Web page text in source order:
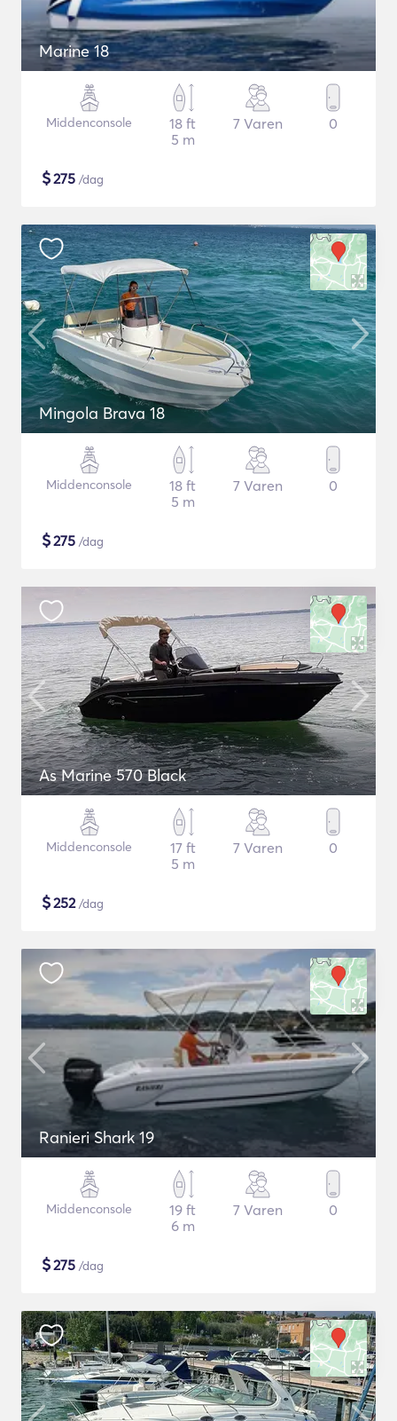
Marine 18
Middenconsole
18 ft
5 m
7 Varen 0
$275 /dag
Mingola Brava 18
Middenconsole
18 ft
5 m
7 Varen 0
$275 /dag
As Marine 570 Black
Middenconsole
17 ft
5 m
7 Varen 0
$252/dag
Ranieri Shark 19
Middenconsole
19 ft
6 m
7 Varen 0
$275 /dag